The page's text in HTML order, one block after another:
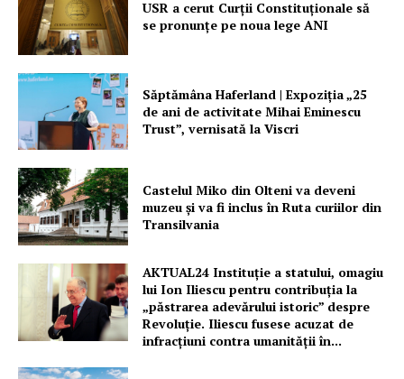
USR a cerut Curții Constituționale să
se pronunțe pe noua lege ANI
Săptămâna Haferland | Expoziţia „25
de ani de activitate Mihai Eminescu
Trust”, vernisată la Viscri
Castelul Miko din Olteni va deveni
muzeu şi va fi inclus în Ruta curiilor din
Transilvania
AKTUAL24 Instituție a statului, omagiu
lui Ion Iliescu pentru contribuția la
„păstrarea adevărului istoric” despre
Revoluție. Iliescu fusese acuzat de
infracțiuni contra umanității în...